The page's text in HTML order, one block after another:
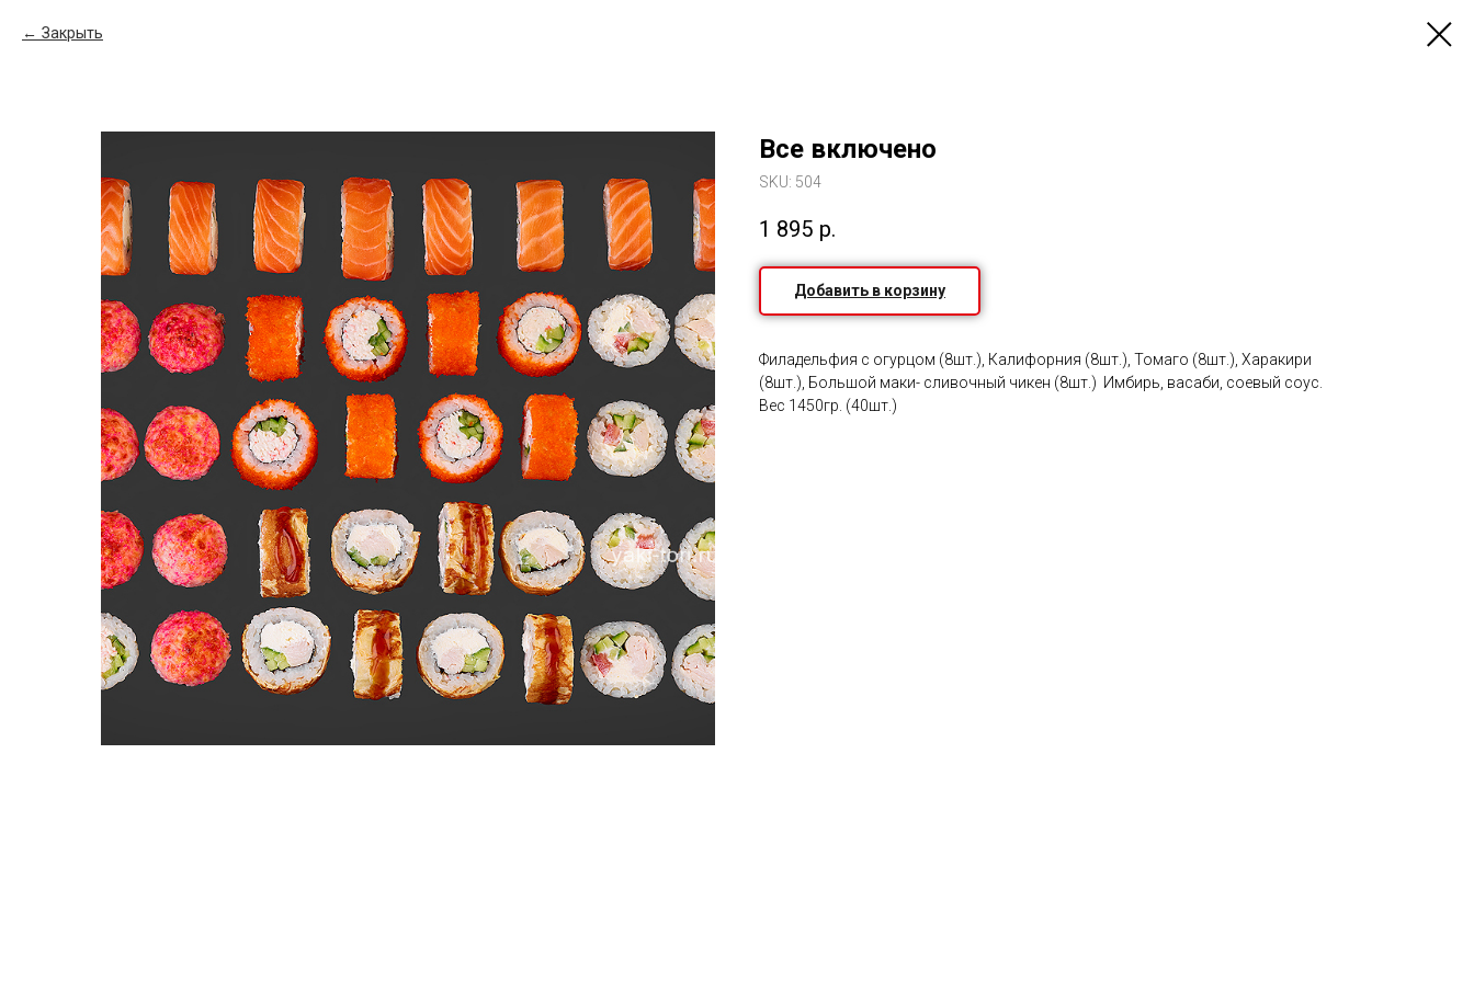
Закрыть
Все включено
SKU: 504
1 895 р.
Добавить в корзину
Филадельфия с огурцом (8шт.), Калифорния (8шт.), Томаго (8шт.), Харакири
(8шт.), Большой маки- сливочный чикен (8шт.) Имбирь, васаби, соевый соус.
Вес 1450гр. (40шт.)